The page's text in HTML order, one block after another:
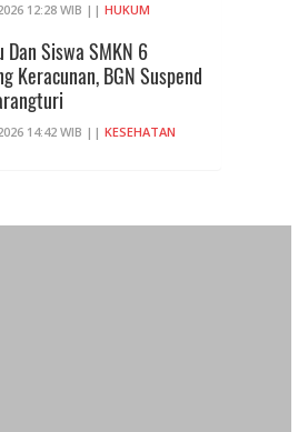
12:28 WIB || HUKUM
Dan Siswa SMKN 6
Keracunan, BGN Suspend
14:42 WIB || KESEHATAN
Merdeka Barat